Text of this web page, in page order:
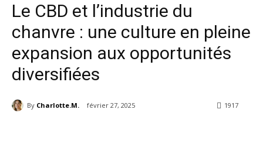
Le CBD et l’industrie du
chanvre : une culture en pleine
expansion aux opportunités
diversifiées
By Charlotte.M. février 27, 2025 1917